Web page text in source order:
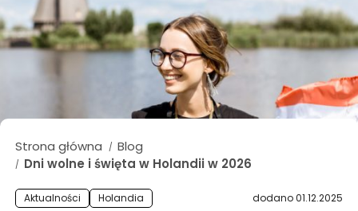
AUSTRIA
INNE USŁUGI
ZWROT UBEZPIECZENIA Z HOLANDII
ZASIŁEK RODZINNY W HOLANDII
ODZYSKANIE CZEKU Z ANGLII
Strona główna / Blog
/ Dni wolne i święta w Holandii w 2026
Aktualności Holandia dodano 01.12.2025